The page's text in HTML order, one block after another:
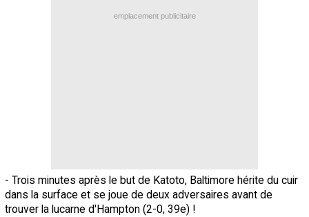
emplacement publicitaire
- Trois minutes après le but de Katoto, Baltimore hérite du cuir
dans la surface et se joue de deux adversaires avant de
trouver la lucarne d'Hampton (2-0, 39e) !